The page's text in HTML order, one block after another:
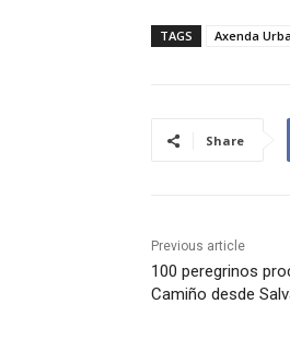
TAGS Axenda
Share
Previous article
100 peregrinos
Camiño desde